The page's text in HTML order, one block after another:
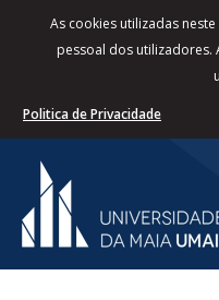
As cookies utilizadas
pessoal dos utilizadores.
Politica de Privacidade